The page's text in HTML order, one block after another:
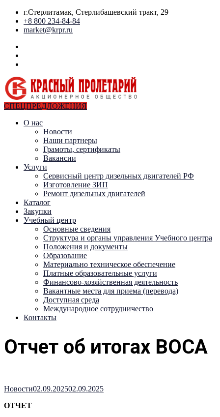
г.Стерлитамак, Стерлибашевский тракт, 29
+8 800 234-84-84
market@krpr.ru
СПЕЦПРЕДЛОЖЕНИЯ
О нас
Новости
Наши партнеры
Грамоты, сертификаты
Вакансии
Услуги
Сервисный центр дизельных двигателей РФ
Изготовление ЗИП
Ремонт дизельных двигателей
Каталог
Закупки
Учебный центр
Основные сведения
Структура и органы управления Учебного центра
Положения и документы
Образование
Материально техническое обеспечение
Платные образовательные услуги
Финансово-хозяйственная деятельность
Вакантные места для приема (перевода)
Доступная среда
Международное сотрудничество
Контакты
Отчет об итогах ВОСА
Новости02.09.202502.09.2025
ОТЧЕТ